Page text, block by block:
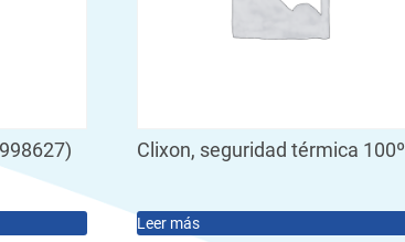
Clixon, seguridad térmica 100º
Leer más